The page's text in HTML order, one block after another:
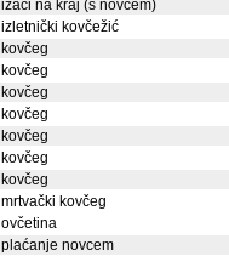
izaći na kraj (s novcem)
izletnički kovčežić
kovčeg
kovčeg
kovčeg
kovčeg
kovčeg
kovčeg
kovčeg
mrtvački kovčeg
ovčetina
plaćanje novcem